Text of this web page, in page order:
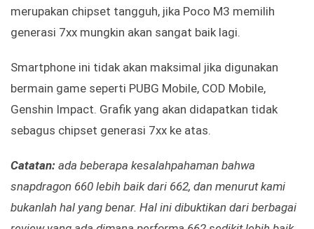
merupakan chipset tangguh, jika Poco M3 memilih
generasi 7xx mungkin akan sangat baik lagi.
Smartphone ini tidak akan maksimal jika digunakan
bermain game seperti PUBG Mobile, COD Mobile,
Genshin Impact. Grafik yang akan didapatkan tidak
sebagus chipset generasi 7xx ke atas.
Catatan: ada beberapa kesalahpahaman bahwa
snapdragon 660 lebih baik dari 662, dan menurut kami
bukanlah hal yang benar. Hal ini dibuktikan dari berbagai